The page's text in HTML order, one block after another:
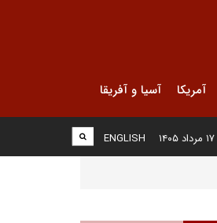
آمریکا آسیا و آفریقا
ENGLISH